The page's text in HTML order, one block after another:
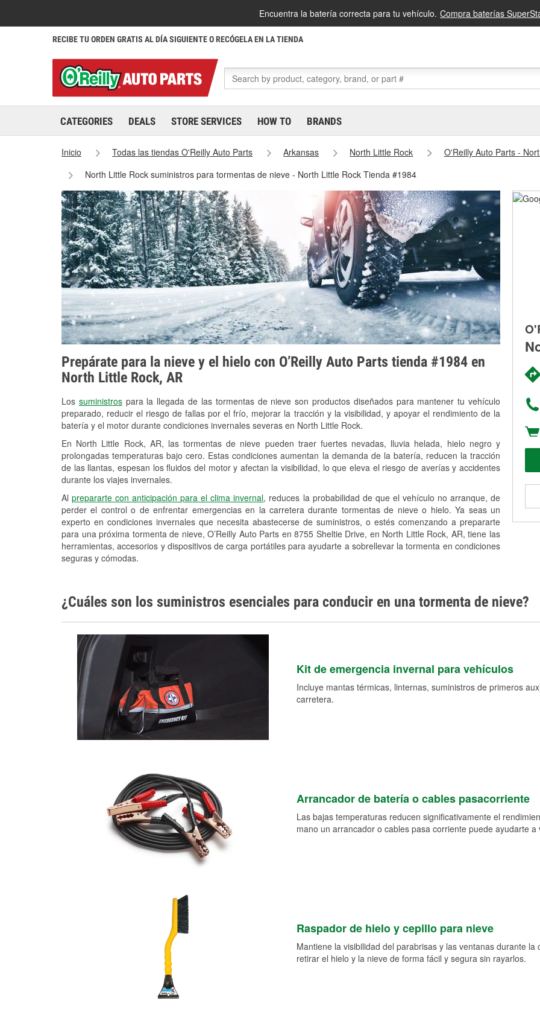
Encuentra la batería correcta para tu vehículo. Compra baterías
RECIBE TU ORDEN GRATIS AL DÍA SIGUIENTE O RECÓGELA EN LA TIENDA
CATEGORIES DEALS STORE SERVICES HOW TO BRANDS
Inicio Todas las tiendas O'Reilly Auto Parts Arkansas North Little Rock
O'Reilly Auto Parts -
North Little Rock suministros para tormentas de nieve - North Little Rock Tienda #1984
Prepárate para la nieve y el hielo con O’Reilly Auto Parts tienda #1984 en
North Little Rock, AR
Los suministrospara la llegada de las tormentas de nieve son productos diseñados para mantener tu vehículo
preparado, reducir el riesgo de fallas por el frío, mejorar la tracción y la visibilidad, y apoyar el rendimiento de la
batería y el motor durante condiciones invernales severas en North Little Rock.
En North Little Rock, AR, las tormentas de nieve pueden traer fuertes nevadas, lluvia helada, hielo negro y
prolongadas temperaturas bajo cero. Estas condiciones aumentan la demanda de la batería, reducen la tracción
de las llantas, espesan los fluidos del motor y afectan la visibilidad, lo que eleva el riesgo de averías y accidentes
durante los viajes invernales.
Alprepararte con anticipación para el clima invernal, reduces la probabilidad de que el vehículo no arranque, de
perder el control o de enfrentar emergencias en la carretera durante tormentas de nieve o hielo. Ya seas un
experto en condiciones invernales que necesita abastecerse de suministros, o estés comenzando a prepararte
para una próxima tormenta de nieve, O’Reilly Auto Parts en 8755 Sheltie Drive, en North Little Rock, AR, tiene las
herramientas, accesorios y dispositivos de carga portátiles para ayudarte a sobrellevar la tormenta en condiciones
seguras y cómodas.
¿Cuáles son los suministros esenciales para conducir en una tormenta de nieve?
Kit de emergencia invernal para vehículos
Incluye mantas térmicas, linternas, suministros de primeros
carretera.
Arrancador de batería o cables pasacorriente
Las bajas temperaturas reducen significativamente el
mano un arrancador o cables pasa corriente puede ayudarte
Raspador de hielo y cepillo para nieve
Mantiene la visibilidad del parabrisas y las ventanas durante
retirar el hielo y la nieve de forma fácil y segura sin rayarlos.